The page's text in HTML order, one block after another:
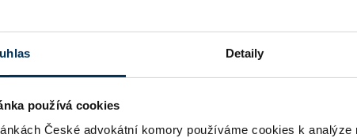
Detaily
používá cookies
České advokátní komory používáme cookies k